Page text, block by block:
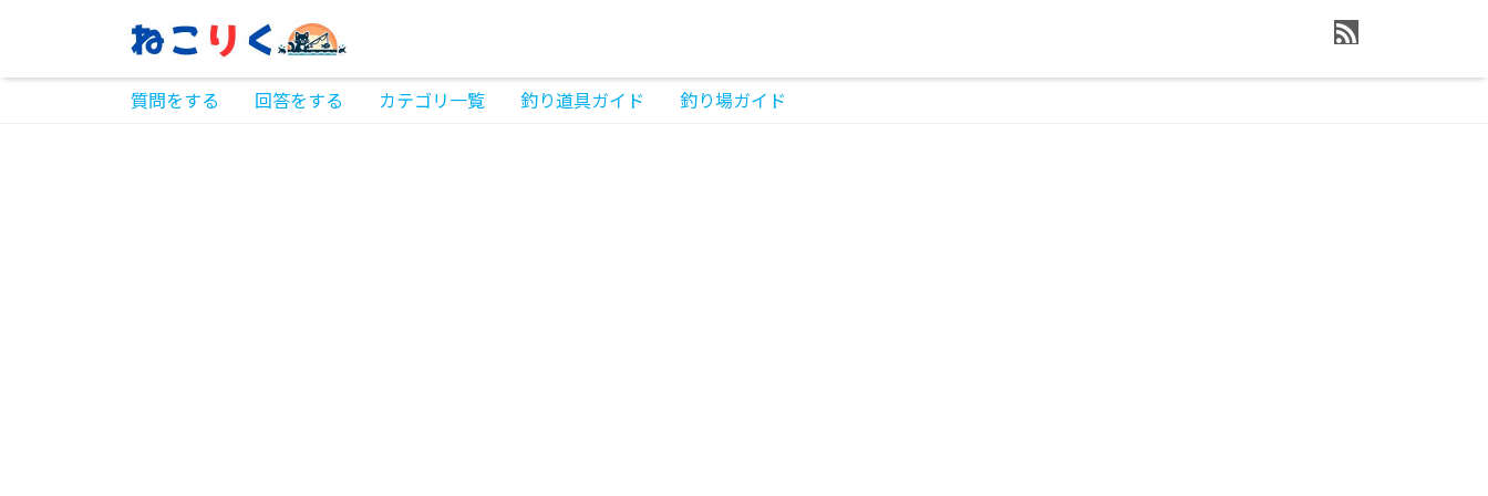
質問をする 回答をする カテゴリ一覧 釣り道具ガイド 釣り場ガイド